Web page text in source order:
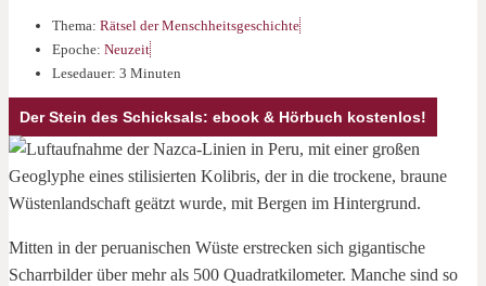
Thema: Rätsel der Menschheitsgeschichte
Epoche: Neuzeit
Lesedauer: 3 Minuten
Der Stein des Schicksals: ebook & Hörbuch kostenlos!
Mitten in der peruanischen Wüste erstrecken sich gigantische
Scharrbilder über mehr als 500 Quadratkilometer. Manche sind so